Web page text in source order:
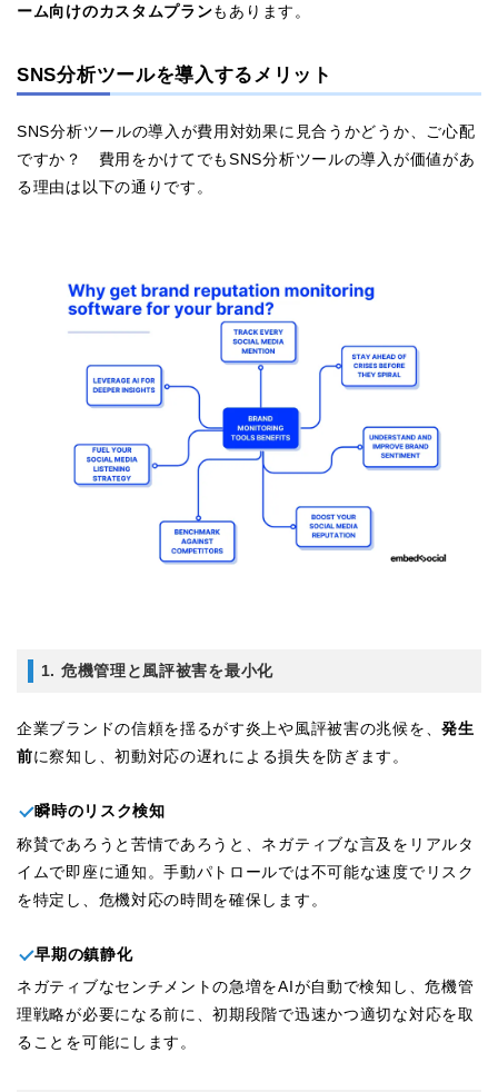
ーム向けのカスタムプランもあります。
SNS分析ツールを導入するメリット
SNS分析ツールの導入が費用対効果に見合うかどうか、ご心配
ですか？ 費用をかけてでもSNS分析ツールの導入が価値があ
る理由は以下の通りです。
1. 危機管理と風評被害を最小化
企業ブランドの信頼を揺るがす炎上や風評被害の兆候を、発生
前に察知し、初動対応の遅れによる損失を防ぎます。
瞬時のリスク検知
称賛であろうと苦情であろうと、ネガティブな言及をリアルタ
イムで即座に通知。手動パトロールでは不可能な速度でリスク
を特定し、危機対応の時間を確保します。
早期の鎮静化
ネガティブなセンチメントの急増をAIが自動で検知し、危機管
理戦略が必要になる前に、初期段階で迅速かつ適切な対応を取
ることを可能にします。